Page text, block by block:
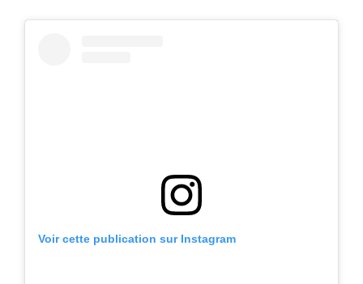
Voir cette publication sur Instagram